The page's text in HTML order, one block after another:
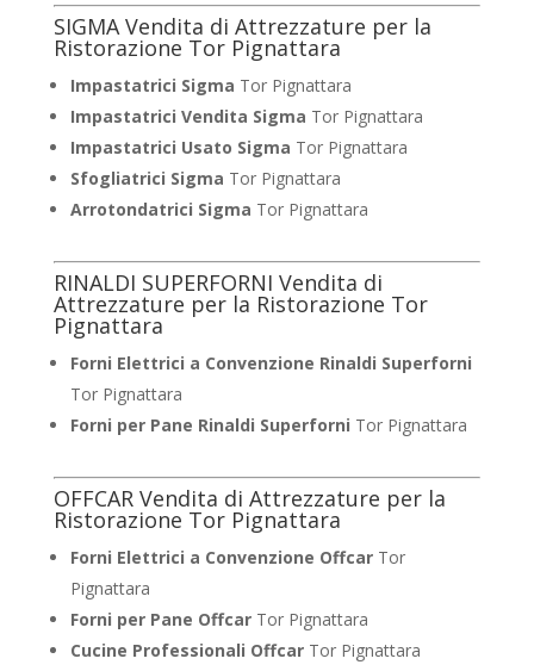
SIGMA Vendita di Attrezzature per la
Ristorazione Tor Pignattara
Impastatrici Sigma Tor Pignattara
Impastatrici Vendita Sigma Tor Pignattara
Impastatrici Usato Sigma Tor Pignattara
Sfogliatrici Sigma Tor Pignattara
Arrotondatrici Sigma Tor Pignattara
RINALDI SUPERFORNI Vendita di
Attrezzature per la Ristorazione Tor
Pignattara
Forni Elettrici a Convenzione Rinaldi Superforni
Tor Pignattara
Forni per Pane Rinaldi Superforni Tor Pignattara
OFFCAR Vendita di Attrezzature per la
Ristorazione Tor Pignattara
Forni Elettrici a Convenzione OffcarTor
Pignattara
Forni per Pane OffcarTor Pignattara
Cucine Professionali OffcarTor Pignattara